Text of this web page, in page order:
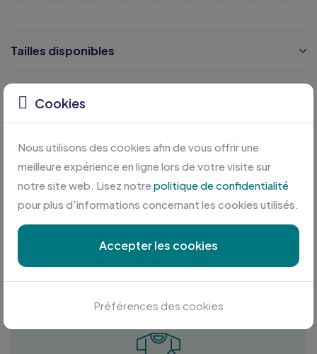
Tailles disponibles
Personnalisation sur mesure
Profitez des meilleures conditions en plus d'une équipe
à votre écoute
Cookies
Nous utilisons des cookies afin de vous offrir une
meilleure expérience en ligne lors de votre visite sur
notre site web. Lisez notre politique de confidentialité
pour plus d'informations concernant les cookies utilisés.
Accepter les cookies
Préférences des cookies